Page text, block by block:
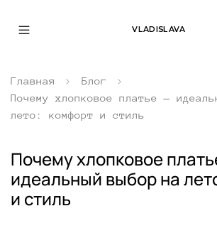
VLADISLAVA
Главная
Блог
Почему хлопковое платье —
лето: комфорт и стиль
Почему хлопковое
идеальный выбор на
и стиль